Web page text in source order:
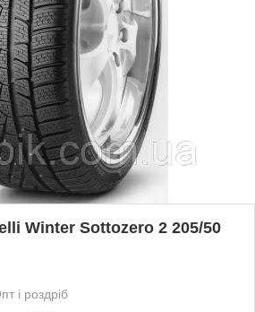
Winter Sottozero 2 205/50
і роздріб